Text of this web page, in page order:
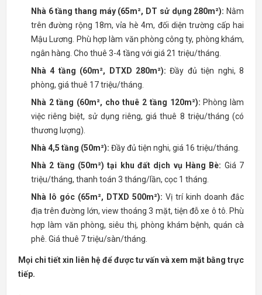
Nhà 6 tầng thang máy (65m², DT sử dụng 280m²): Nằm
trên đường rộng 18m, vỉa hè 4m, đối diện trường cấp hai
Mậu Lương. Phù hợp làm văn phòng công ty, phòng khám,
ngân hàng. Cho thuê 3-4 tầng với giá 21 triệu/tháng.
Nhà 4 tầng (60m², DTXD 280m²): Đầy đủ tiện nghi, 8
phòng, giá thuê 17 triệu/tháng.
Nhà 2 tầng (60m², cho thuê 2 tầng 120m²): Phòng làm
việc riêng biệt, sử dụng riêng, giá thuê 8 triệu/tháng (có
thương lượng).
Nhà 4,5 tầng (50m²): Đầy đủ tiện nghi, giá 16 triệu/tháng.
Nhà 2 tầng (50m²) tại khu đất dịch vụ Hàng Bè: Giá 7
triệu/tháng, thanh toán 3 tháng/lần, cọc 1 tháng.
Nhà lô góc (65m², DTXD 500m²): Vị trí kinh doanh đắc
địa trên đường lớn, view thoáng 3 mặt, tiện đỗ xe ô tô. Phù
hợp làm văn phòng, siêu thị, phòng khám bệnh, quán cà
phê. Giá thuê 7 triệu/sàn/tháng.
Mọi chi tiết xin liên hệ để được tư vấn và xem mặt bằng trực
tiếp.